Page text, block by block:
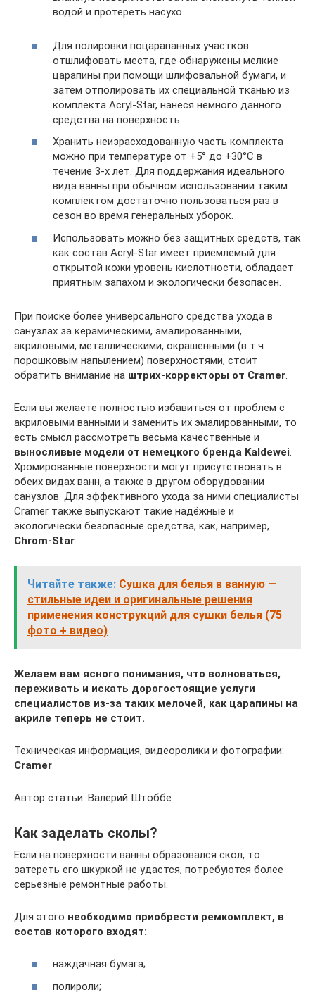
водой и протереть насухо.
Для полировки поцарапанных участков:
отшлифовать места, где обнаружены мелкие
царапины при помощи шлифовальной бумаги, и
затем отполировать их специальной тканью из
комплекта Acryl-Star, нанеся немного данного
средства на поверхность.
Хранить неизрасходованную часть комплекта
можно при температуре от +5° дo +30°C в
течение 3-х лет. Для поддержания идеального
вида ванны при обычном использовании таким
комплектом достаточно пользоваться раз в
сезон во время генеральных уборок.
Использовать можно без защитных средств, так
как состав Acryl-Star имеет приемлемый для
открытой кожи уровень кислотности, обладает
приятным запахом и экологически безопасен.
При поиске более универсального средства ухода в
санузлах за керамическими, эмалированными,
акриловыми, металлическими, окрашенными (в т.ч.
порошковым напылением) поверхностями, стоит
обратить внимание на штрих-корректоры от Cramer
Если вы желаете полностью избавиться от проблем с
акриловыми ванными и заменить их эмалированными, то
есть смысл рассмотреть весьма качественные и
выносливые модели от немецкого бренда Kaldewei
Хромированные поверхности могут присутствовать в
обеих видах ванн, а также в другом оборудовании
санузлов. Для эффективного ухода за ними специалисты
Cramer также выпускают такие надёжные и
экологически безопасные средства, как, например,
Chrom-Star
Читайте также: Сушка для белья в ванную —
стильные идеи и оригинальные решения
применения конструкций для сушки белья (75
фото + видео)
Желаем вам ясного понимания, что волноваться,
переживать и искать дорогостоящие услуги
специалистов из-за таких мелочей, как царапины на
акриле теперь не стоит.
Техническая информация, видеоролики и фотографии:
Cramer
Автор статьи: Валерий Штоббе
Как заделать сколы?
Если на поверхности ванны образовался скол, то
затереть его шкуркой не удастся, потребуются более
серьезные ремонтные работы.
Для этого необходимо приобрести ремкомплект, в
состав которого входят:
наждачная бумага;
полироли;